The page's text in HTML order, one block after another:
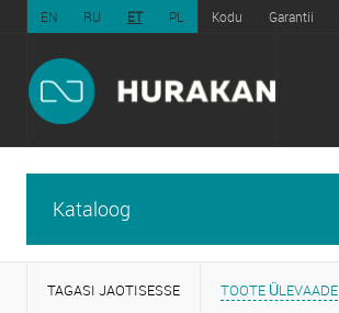
EN RU ET PL Kodu Garantii
Kataloog
TAGASI JAOTISESSE TOOTE ÜLEVAADE